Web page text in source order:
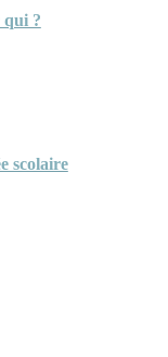
?
scolaire